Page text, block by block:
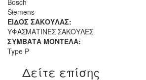
Bosch
Siemens
ΕΙΔΟΣ ΣΑΚΟΥΛΑΣ:
ΥΦΑΣΜΑΤΙΝΕΣ ΣΑΚΟΥΛΕΣ
ΣΥΜΒΑΤΑ ΜΟΝΤΕΛΑ:
Type P
Δείτε επίσης